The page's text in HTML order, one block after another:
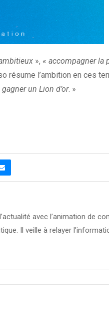
», « accompagner la
résume l’ambition en ces
un Lion d’or. »
avec l’animation de
Il veille à relayer